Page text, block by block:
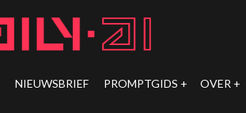
NIEUWSBRIEF PROMPTGIDS OVER